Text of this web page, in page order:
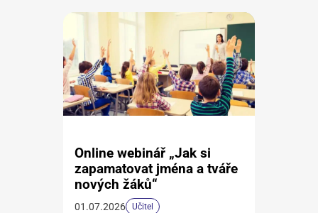
Online webinář „Jak si
zapamatovat jména a tváře
nových žáků“
01.07.2026 Učitel